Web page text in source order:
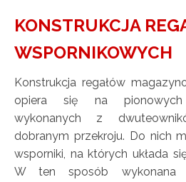
KONSTRUKCJA
WSPORNIKOWYCH
Konstrukcja regałów
opiera się na pionowych
wykonanych z
dobranym przekroju. Do nich
wsporniki, na których układa
W ten sposób wykonana